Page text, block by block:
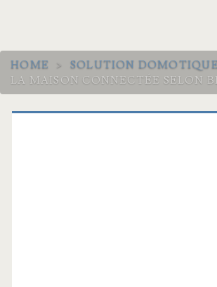
HOME > SOLUTION DOMOTIQUE
LA MAISON CONNECTÉE SELON